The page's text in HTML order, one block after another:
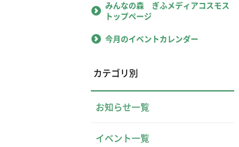
みんなの森 ぎふメディアコスモス
トップページ
今月のイベントカレンダー
カテゴリ別
お知らせ一覧
イベント一覧